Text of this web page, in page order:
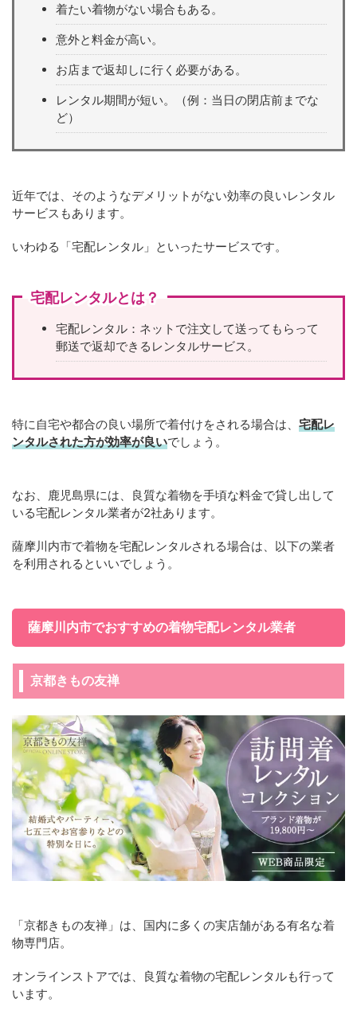
着たい着物がない場合もある。
意外と料金が高い。
お店まで返却しに行く必要がある。
レンタル期間が短い。（例：当日の閉店前までな
ど）
近年では、そのようなデメリットがない効率の良いレンタル
サービスもあります。
いわゆる「宅配レンタル」といったサービスです。
宅配レンタルとは？
宅配レンタル：ネットで注文して送ってもらって
郵送で返却できるレンタルサービス。
特に自宅や都合の良い場所で着付けをされる場合は、 宅配レ
ンタルされた方が効率が良いでしょう。
なお、鹿児島県には、良質な着物を手頃な料金で貸し出して
いる宅配レンタル業者が2社あります。
薩摩川内市で着物を宅配レンタルされる場合は、以下の業者
を利用されるといいでしょう。
薩摩川内市でおすすめの着物宅配レンタル業者
京都きもの友禅
「京都きもの友禅」は、国内に多くの実店舗がある有名な着
物専門店。
オンラインストアでは、良質な着物の宅配レンタルも行って
います。